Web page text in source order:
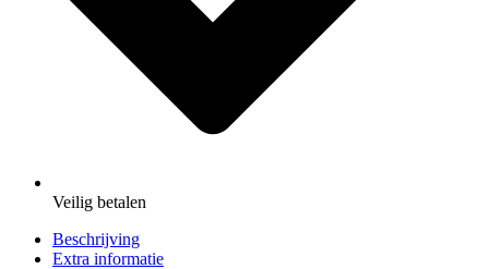
Veilig betalen
Beschrijving
Extra informatie